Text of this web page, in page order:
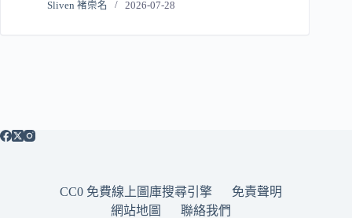
Sliven 褚崇名 2026-07-28
CC0 免費線上圖庫搜尋引擎
免責聲明
網站地圖
聯絡我們